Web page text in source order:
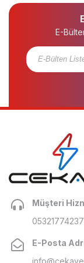
E-
Müşteri
05321774237
E-Posta